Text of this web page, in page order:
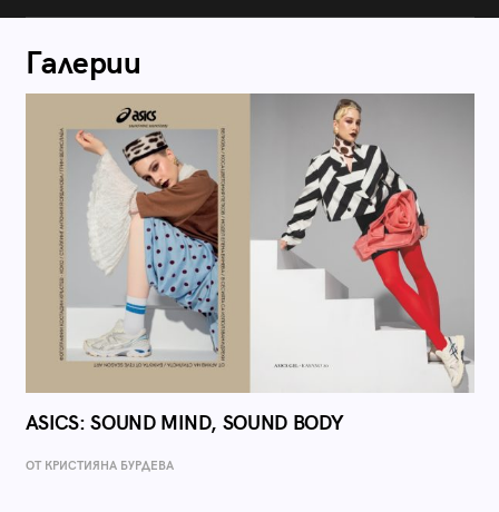
Галерии
ASICS: SOUND MIND, SOUND BODY
ОТ КРИСТИЯНА БУРДЕВА